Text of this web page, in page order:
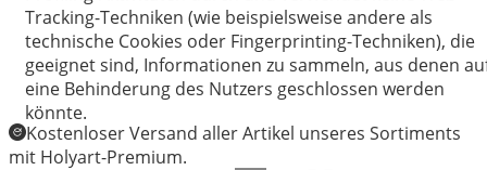
Tracking-Techniken (wie beispielsweise andere als
technische Cookies oder Fingerprinting-Techniken), die
geeignet sind, Informationen zu sammeln, aus denen
eine Behinderung des Nutzers geschlossen werden
könnte.
Kostenloser Versand aller Artikel unseres Sortiments
mit Holyart-Premium.